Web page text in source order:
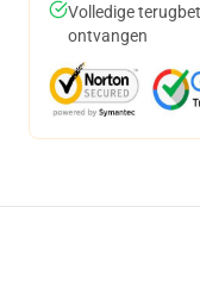
Volledige
ontvangen